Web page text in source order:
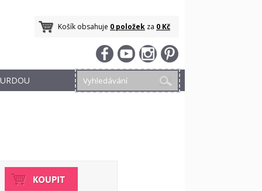
Košík obsahuje 0 položek za 0 Kč